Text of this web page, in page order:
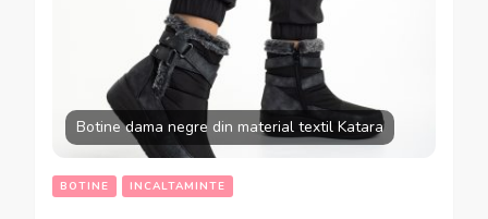
Botine dama negre din material textil Katara
BOTINE INCALTAMINTE